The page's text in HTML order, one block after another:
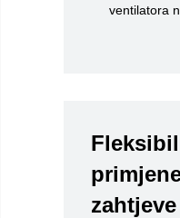
ventilatora
zahtjeve